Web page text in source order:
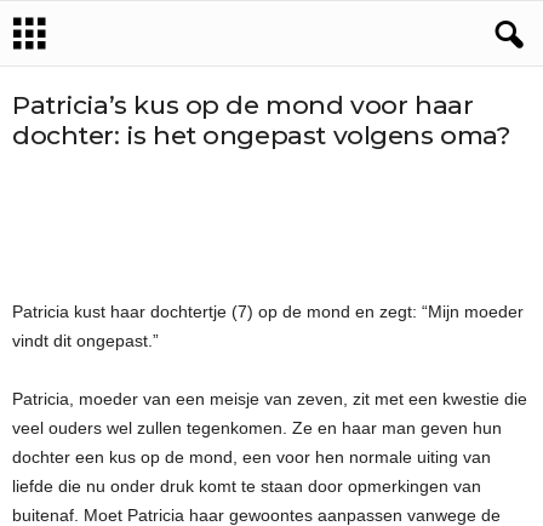
Patricia’s kus op de mond voor haar
dochter: is het ongepast volgens oma?
Patricia kust haar dochtertje (7) op de mond en zegt: “Mijn moeder
vindt dit ongepast.”
Patricia, moeder van een meisje van zeven, zit met een kwestie die
veel ouders wel zullen tegenkomen. Ze en haar man geven hun
dochter een kus op de mond, een voor hen normale uiting van
liefde die nu onder druk komt te staan door opmerkingen van
buitenaf. Moet Patricia haar gewoontes aanpassen vanwege de